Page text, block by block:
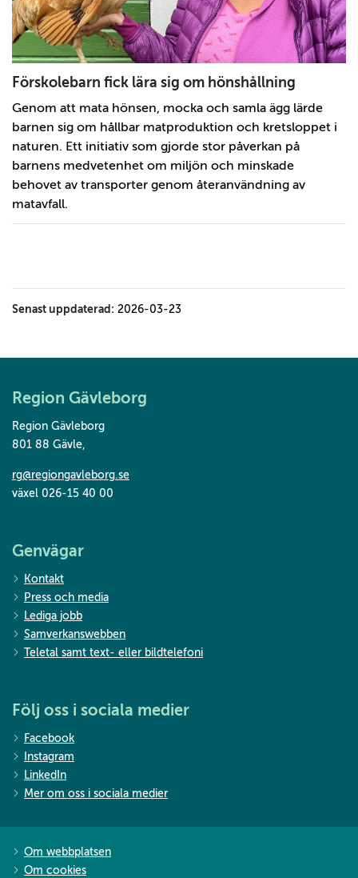
Förskolebarn fick lära sig om hönshållning
Genom att mata hönsen, mocka och samla ägg lärde
barnen sig om hållbar matproduktion och kretsloppet i
naturen. Ett initiativ som gjorde stor påverkan på
barnens medvetenhet om miljön och minskade
behovet av transporter genom återanvändning av
matavfall.
Senast uppdaterad: 2026-03-23
Region Gävleborg
Region Gävleborg
801 88 Gävle,
rg@regiongavleborg.se
växel 026-15 40 00
Genvägar
Kontakt
Press och media
Lediga jobb
Samverkanswebben
Teletal samt text- eller bildtelefoni
Följ oss i sociala medier
Facebook
Instagram
LinkedIn
Mer om oss i sociala medier
Om webbplatsen
Om cookies